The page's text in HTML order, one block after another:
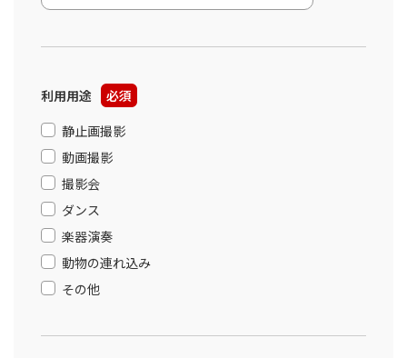
利用用途
必須
静止画撮影
動画撮影
撮影会
ダンス
楽器演奏
動物の連れ込み
その他